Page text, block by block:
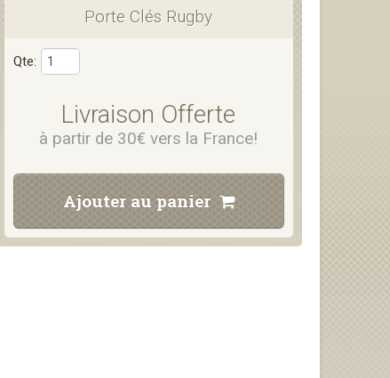
Porte Clés Rugby
Qte:
Livraison Offerte
à partir de 30€ vers la France!
Ajouter au panier